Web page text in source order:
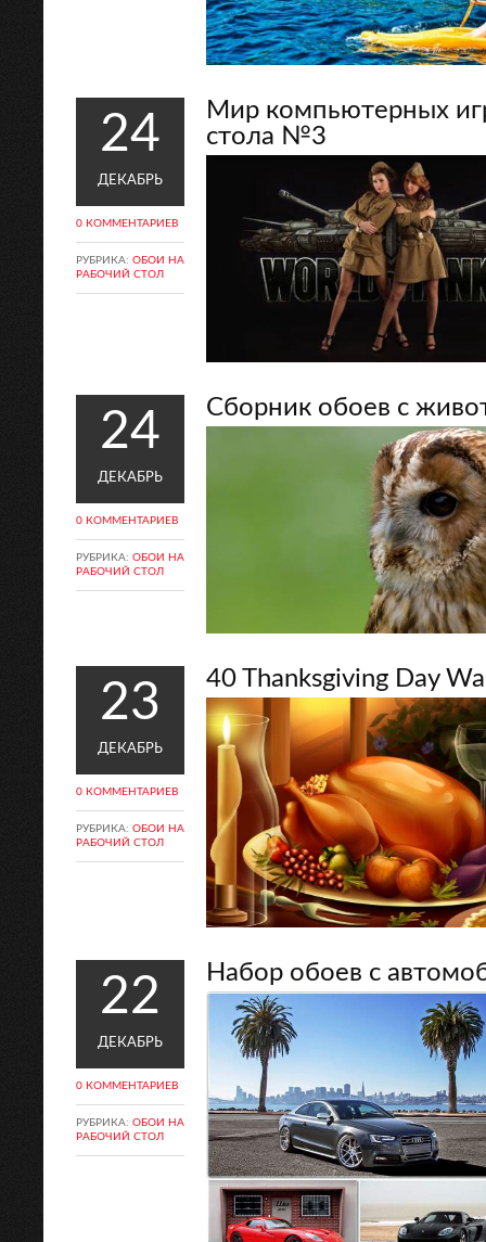
24
ДЕКАБРЬ
0 КОММЕНТАРИЕВ
РУБРИКА: ОБОИ НА
РАБОЧИЙ СТОЛ
Мир компьютерных
стола №3
24
ДЕКАБРЬ
0 КОММЕНТАРИЕВ
РУБРИКА: ОБОИ НА
РАБОЧИЙ СТОЛ
Сборник обоев с
23
ДЕКАБРЬ
0 КОММЕНТАРИЕВ
РУБРИКА: ОБОИ НА
РАБОЧИЙ СТОЛ
40 Thanksgiving Day
22
ДЕКАБРЬ
0 КОММЕНТАРИЕВ
РУБРИКА: ОБОИ НА
РАБОЧИЙ СТОЛ
Набор обоев с